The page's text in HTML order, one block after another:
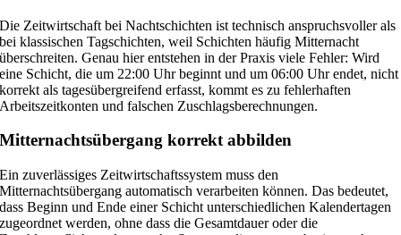
Die Zeitwirtschaft bei Nachtschichten ist technisch anspruchsvoller als
bei klassischen Tagschichten, weil Schichten häufig Mitternacht
überschreiten. Genau hier entstehen in der Praxis viele Fehler: Wird
eine Schicht, die um 22:00 Uhr beginnt und um 06:00 Uhr endet, nicht
korrekt als tagesübergreifend erfasst, kommt es zu fehlerhaften
Arbeitszeitkonten und falschen Zuschlagsberechnungen.
Mitternachtsübergang korrekt abbilden
Ein zuverlässiges Zeitwirtschaftssystem muss den
Mitternachtsübergang automatisch verarbeiten können. Das bedeutet,
dass Beginn und Ende einer Schicht unterschiedlichen Kalendertagen
zugeordnet werden, ohne dass die Gesamtdauer oder die